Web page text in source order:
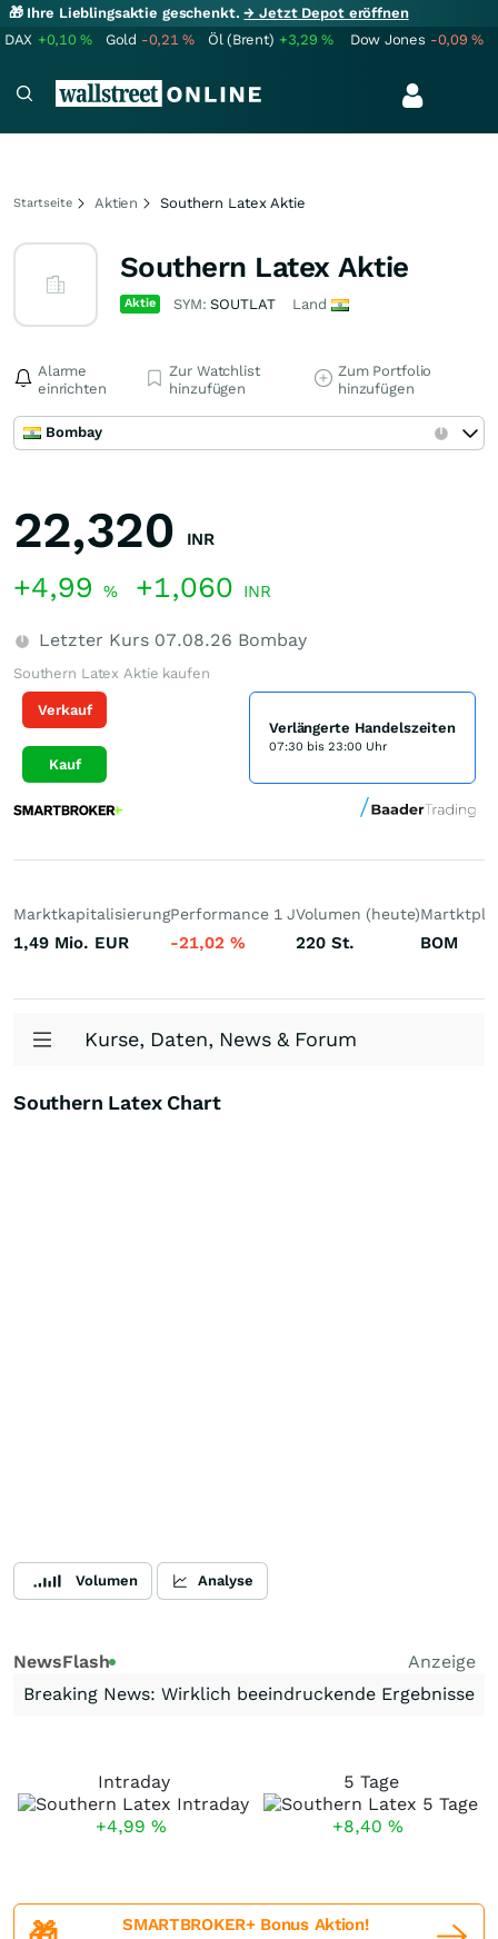
🎁 Ihre Lieblingsaktie geschenkt.→ Jetzt Depot eröffnen
DAX +0,10% Gold -0,21% Öl (Brent) +3,29% Dow Jones -0,09%
Startseite Aktien Southern Latex Aktie
Southern Latex Aktie
Aktie SYM:SOUTLAT Land
Alarme
einrichten
Zur Watchlist
hinzufügen
Zum Portfolio
hinzufügen
Bombay
22,320 INR
+4,99 % +1,060 INR
Letzter Kurs 07.08.26 Bombay
Southern Latex Aktie kaufen
Verkauf
Kauf
Verlängerte Handelszeiten
07:30 bis 23:00 Uhr
Marktkapitalisierung
1,49 Mio. EUR
Performance 1 J
-21,02 %
Volumen (heute)
220 St. BOM
Kurse, Daten, News & Forum
Southern Latex Chart
Volumen Analyse
NewsFlash
Anzeige
Breaking News: Wirklich beeindruckende Ergebnisse
Intraday
+4,99 %
5 Tage
+8,40 %
SMARTBROKER+ Bonus Aktion!